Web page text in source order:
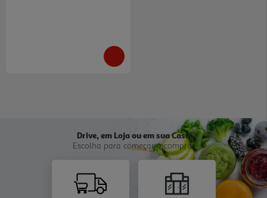
Drive, em Loja ou em sua Casa
Escolha para começar a comprar